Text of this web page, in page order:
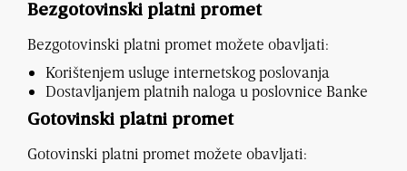
Bezgotovinski platni promet
Bezgotovinski platni promet možete obavljati:
Korištenjem usluge internetskog poslovanja
Dostavljanjem platnih naloga u poslovnice Banke
Gotovinski platni promet
Gotovinski platni promet možete obavljati: